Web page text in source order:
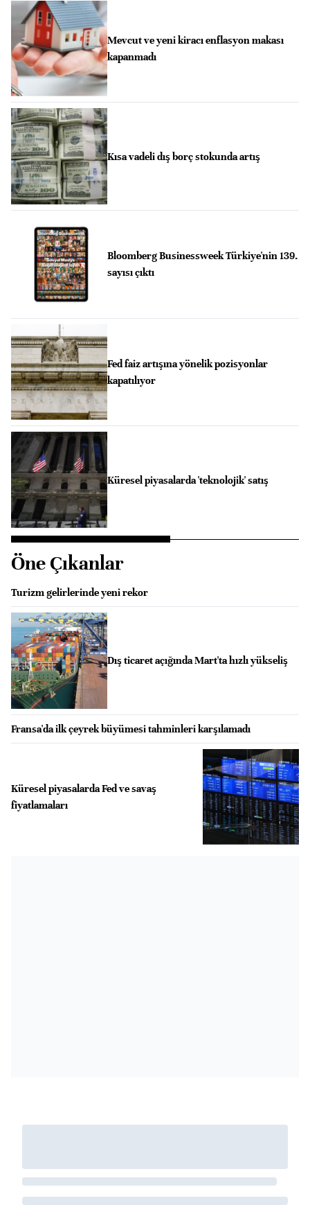
Mevcut ve yeni kiracı enflasyon makası
kapanmadı
Kısa vadeli dış borç stokunda artış
Bloomberg Businessweek Türkiye'nin 139.
sayısı çıktı
Fed faiz artışına yönelik pozisyonlar
kapatılıyor
Küresel piyasalarda 'teknolojik' satış
Öne Çıkanlar
Turizm gelirlerinde yeni rekor
Dış ticaret açığında Mart'ta hızlı yükseliş
Fransa'da ilk çeyrek büyümesi tahminleri karşılamadı
Küresel piyasalarda Fed ve savaş
fiyatlamaları